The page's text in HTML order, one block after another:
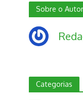
Sobre o Autor
Categorias